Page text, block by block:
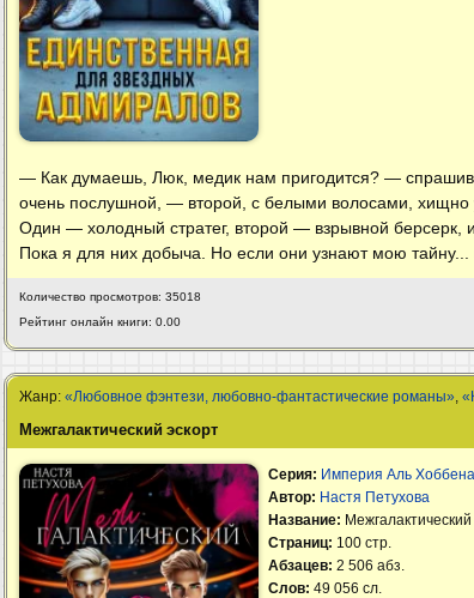
— Как думаешь, Люк, медик нам пригодится? —
очень послушной, — второй, с белыми волосами, хищно
Один — холодный стратег, второй — взрывной берсерк,
Пока я для них добыча. Но если они узнают мою тайну...
Количество просмотров: 35018
Рейтинг онлайн книги: 0.00
Жанр:«Любовное фэнтези, любовно-фантастические романы»,
Межгалактический эскорт
Серия: Империя Аль Хоббена
Автор: Настя Петухова
Название: Межгалактический
Страниц: 100 стр.
Абзацев:2 506 абз.
Слов:49 056 сл.